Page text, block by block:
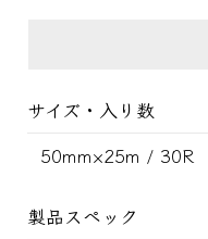
サイズ・入り数
50mm×25m / 30R
製品スペック